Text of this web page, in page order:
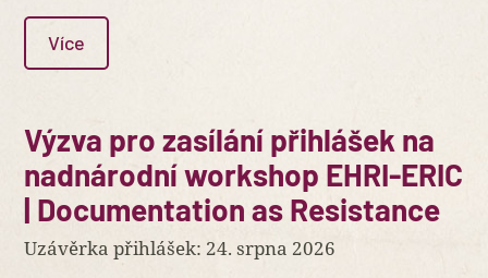
Více
Výzva pro zasílání přihlášek na
nadnárodní workshop EHRI-ERIC
| Documentation as Resistance
Uzávěrka přihlášek: 24. srpna 2026